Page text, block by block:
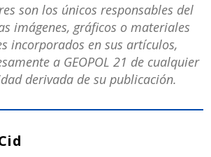
son los únicos responsables del
imágenes, gráficos o materiales
incorporados en sus artículos,
a GEOPOL 21 de cualquier
derivada de su publicación.